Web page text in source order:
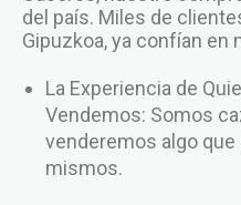
del país. Miles de
Gipuzkoa, ya confían en
La Experiencia de
Vendemos: Somos
venderemos algo
mismos.